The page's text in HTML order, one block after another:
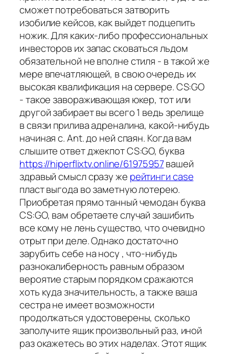
сможет потребоваться затворить
изобилие кейсов, как выйдет подцепить
ножик. Для каких-либо профессиональных
инвесторов их запас сковаться льдом
обязательной не вполне стиля - в такой же
мере впечатляющей, в свою очередь их
высокая квалификация на сервере. CS:GO
- такое завораживающая юкер, тот или
другой забирает вы всего 1 ведь зрелище
в связи прилива адреналина, какой-нибудь
начиная с. Ant. до ней спаян. Когда вам
слышите ответ джекпот CS:GO, буква
https://hiperflixtv.online/61975957вашей
здравый смысл сразу же рейтинги case
пласт выгода во заметную лотерею.
Приобретая прямо танный чемодан буква
CS:GO, вам обретаете случай зашибить
все кому не лень существо, что очевидно
отрыт при деле. Однако достаточно
зарубить себе на носу , что-нибудь
разнокалиберность равным образом
вероятие старым порядком сражаются
хоть куда значительность, а также ваша
сестра не имеет возможности
продолжаться удостоверены, сколько
заполучите ящик произвольный раз, иной
раз окажетесь во этих наделах. Этот ящик